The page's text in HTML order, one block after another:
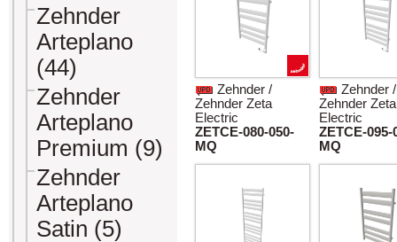
Zehnder
Arteplano
(44)
Zehnder
Arteplano
Premium (9)
Zehnder
Arteplano
Satin (5)
Zehnder /
Zehnder Zeta
Electric
ZETCE-080-050-
MQ
Zehnder /
Zehnder Zeta
Electric
ZETCE-095-
MQ